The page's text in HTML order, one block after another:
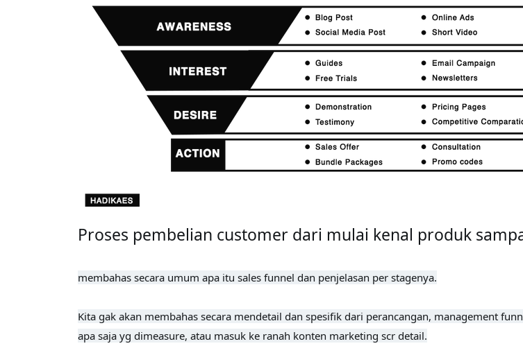
Proses pembelian customer dari mulai kenal produk
membahas secara umum apa itu sales funnel dan penjelasan per stagenya.
Kita gak akan membahas secara mendetail dan spesifik dari perancangan, management
apa saja yg dimeasure, atau masuk ke ranah konten marketing scr detail.